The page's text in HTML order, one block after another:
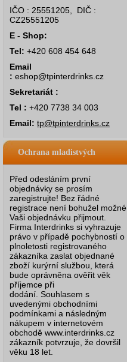
IČO : 25551205, DIČ :
CZ25551205
E - Shop:
Tel: +420 608 454 648
Email
: eshop@tpinterdrinks.cz
Sekretariát :
Tel : +420 7738 34 003
Email: tp@tpinterdrinks.cz
Ochrana mladistvých
Před odesláním první
objednávky se prosím
zaregistrujte! Bez řádné
registrace není bohužel možné
Vaši objednávku přijmout.
Firma Interdrinks si vyhrazuje
právo v případě pochybností o
plnoletosti registrovaného
zákazníka zaslat objednané
zboží kurýrní službou, která
bude oprávněna ověřit věk
příjemce při
dodání. Souhlasem s
uvedenými obchodními
podmínkami a následným
nákupem v internetovém
obchodě www.interdrinks.cz
zákazník potvrzuje, že dovršil
věku 18 let.